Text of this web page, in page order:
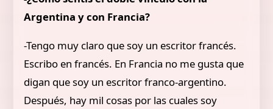
Argentina y con Francia?
-Tengo muy claro que soy un escritor francés.
Escribo en francés. En Francia no me gusta que
digan que soy un escritor franco-argentino.
Después, hay mil cosas por las cuales soy